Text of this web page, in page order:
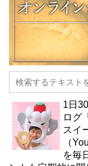
1日
ログ
スイ
（
を毎